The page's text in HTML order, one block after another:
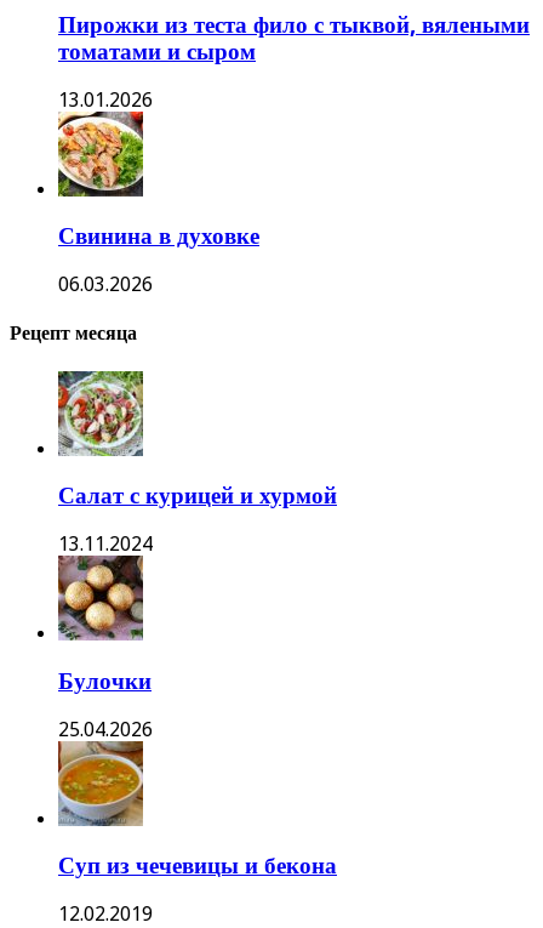
Пирожки из теста фило с тыквой, вялеными
томатами и сыром
13.01.2026
Свинина в духовке
06.03.2026
Рецепт месяца
Салат с курицей и хурмой
13.11.2024
Булочки
25.04.2026
Суп из чечевицы и бекона
12.02.2019